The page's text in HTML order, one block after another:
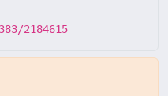
2184615